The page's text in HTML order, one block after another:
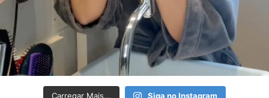
Carregar Mais... Siga no Instagram